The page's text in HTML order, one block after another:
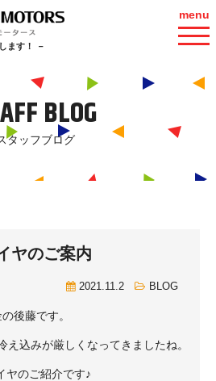
ます！ －
menu
BLOG
タッフブログ
ヤのご案内
2021.11.2 BLOG
後藤です。
え込みが厳しくなってきましたね。
ヤのご紹介です♪